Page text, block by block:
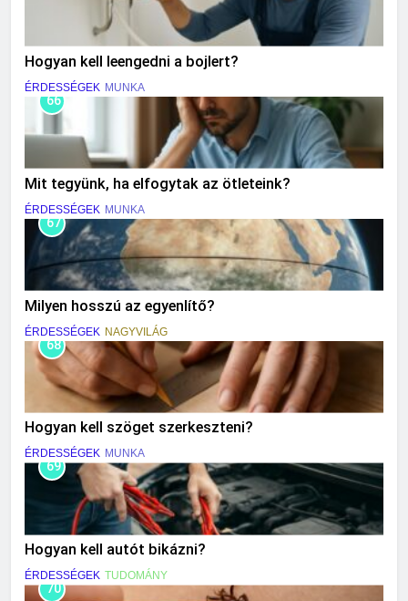
Hogyan kell leengedni a bojlert?
ÉRDESSÉGEK MUNKA
66
Mit tegyünk, ha elfogytak az ötleteink?
ÉRDESSÉGEK MUNKA
67
Milyen hosszú az egyenlítő?
ÉRDESSÉGEK NAGYVILÁG
68
Hogyan kell szöget szerkeszteni?
ÉRDESSÉGEK MUNKA
69
Hogyan kell autót bikázni?
ÉRDESSÉGEK TUDOMÁNY
70